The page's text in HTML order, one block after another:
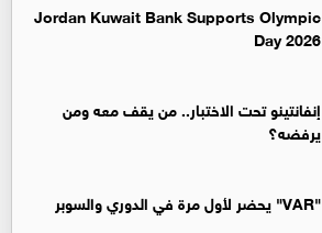
Jordan Kuwait Bank Supports Olympic
Day 2026
إنفانتينو تحت الاختبار.. من يقف معه ومن
يرفضه؟
"VAR" يحضر لأول مرة في الدوري والسوبر